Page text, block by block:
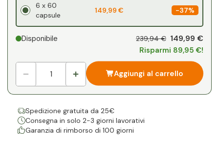
6 x 60
capsule
149,99 € -37%
Disponibile 239,94 € 149,99 €
Risparmi 89,95 €!
Aggiungi al carrello
Spedizione gratuita da 25€
Consegna in solo 2-3 giorni lavorativi
Garanzia di rimborso di 100 giorni